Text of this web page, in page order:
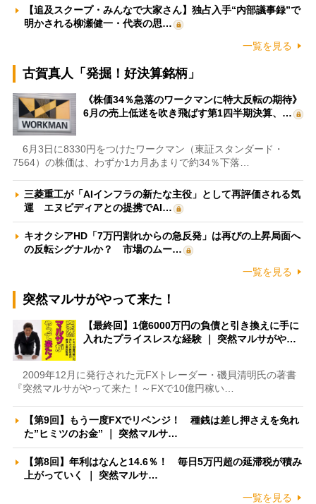
【追及スクープ・みんなで大家さん】独占入手“内部議事録”で
明かされる柳瀬健一・代表の思…
一覧を見る
古賀真人「発掘！好決算銘柄」
《株価34％急落のワークマンに特大反転の期待》
6月の売上低迷を吹き飛ばす第1四半期決算、…
6月3日に8330円をつけたワークマン（東証スタンダード・
7564）の株価は、わずか1カ月あまりで約34％下落…
三菱重工が「AIインフラの新たな主役」として再評価される気
運 エヌビディアとの提携でAI…
キオクシアHD「7万円割れからの急反発」は再びの上昇局面へ
の反転シグナルか？ 市場のムー…
一覧を見る
突然マルサがやって来た！
【最終回】1億6000万円の負債と引き換えに手に
入れたプライスレスな経験 ｜ 突然マルサがや…
2009年12月に発行された元FXトレーダー・磯貝清明氏の著書
『突然マルサがやって来た！～FXで10億円稼い…
【第9回】もう一度FXでリベンジ！ 種銭は差し押さえを免れ
た”ヒミツのお金” ｜ 突然マルサ…
【第8回】年利はなんと14.6％！ 毎日5万円超の延滞税が積み
上がっていく ｜ 突然マルサ…
一覧を見る